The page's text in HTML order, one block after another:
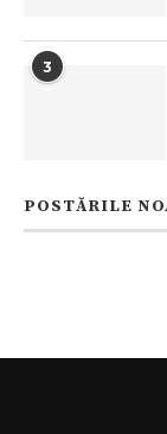
3
POSTĂRILE